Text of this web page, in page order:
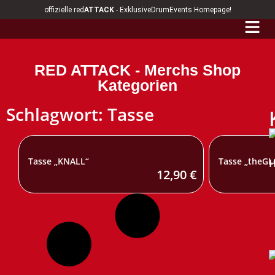
offizielle redATTACK- ExklusiveDrumEvents Homepage!
RED ATTACK - Merchs Shop
Kategorien
Schlagwort: Tasse
Tasse „KNALL“
12,90€
Tasse